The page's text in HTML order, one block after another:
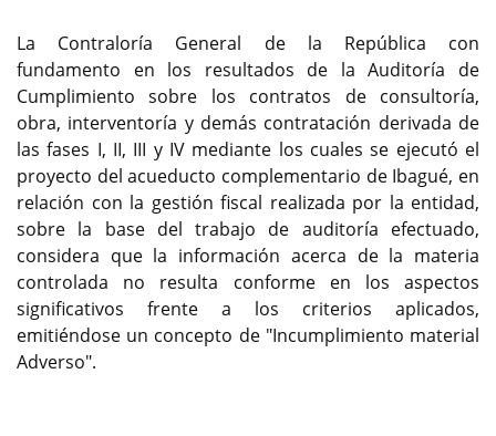
La Contraloría General de la República con
fundamento en los resultados de la Auditoría de
Cumplimiento sobre los contratos de consultoría,
obra, interventoría y demás contratación derivada de
las fases I, II, III y IV mediante los cuales se ejecutó el
proyecto del acueducto complementario de Ibagué, en
relación con la gestión fiscal realizada por la entidad,
sobre la base del trabajo de auditoría efectuado,
considera que la información acerca de la materia
controlada no resulta conforme en los aspectos
significativos frente a los criterios aplicados,
emitiéndose un concepto de "Incumplimiento material
Adverso".